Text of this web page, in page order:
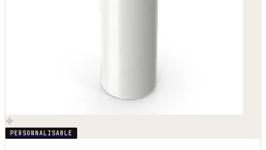
PERSONNALISABLE